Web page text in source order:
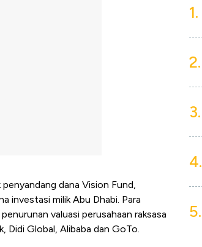
dana Vision Fund,
investasi milik Abu Dhabi. Para
valuasi perusahaan raksasa
Didi Global, Alibaba dan GoTo.
1.
2.
3.
4.
5.